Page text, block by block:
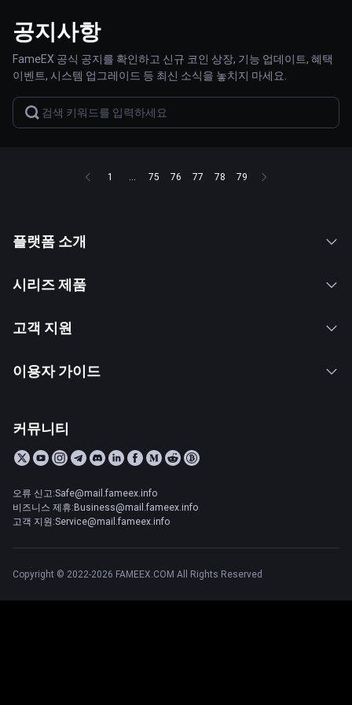
공지사항
FameEX 공식 공지를 확인하고 신규 코인 상장, 기능 업데이트, 혜택
이벤트, 시스템 업그레이드 등 최신 소식을 놓치지 마세요.
1 ... 75 76 77 78 79
플랫폼 소개
시리즈 제품
고객 지원
이용자 가이드
커뮤니티
오류 신고:Safe@mail.fameex.info
비즈니스 제휴:Business@mail.fameex.info
고객 지원:Service@mail.fameex.info
Copyright © 2022-2026 FAMEEX.COM All Rights Reserved